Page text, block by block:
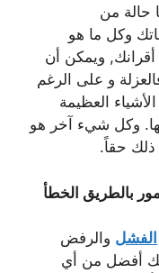
حالة من
وكل ما هو
ويمكن أن
و على الرغم
العظيمة
وكل شيء آخر هو
ذلك حقاً.
الفشل والرفض
أفضل من أي